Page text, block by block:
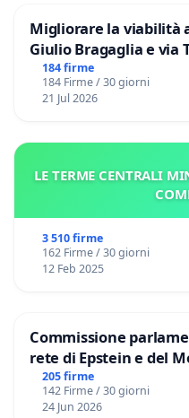
Migliorare la viabilità
Giulio Bragaglia e via
ROMA
184 firme
184 Firme / 30 giorni
21 Jul 2026
LE TERME CENTRALI
3 510 firme
162 Firme / 30 giorni
12 Feb 2025
Commissione
rete di Epstein e del
Files
205 firme
142 Firme / 30 giorni
24 Jun 2026